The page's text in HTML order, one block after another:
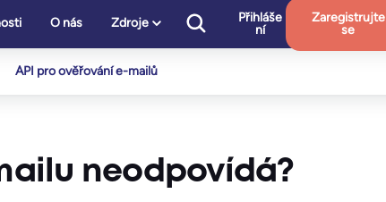
O nás Zdroje
Přihláše
ní
Zaregistrujte
se
API pro ověřování e-mailů
neodpovídá?